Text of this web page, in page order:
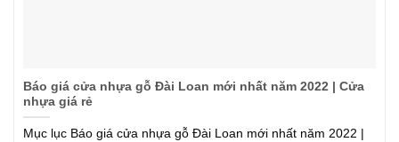
Báo giá cửa nhựa gỗ Đài Loan mới nhất năm 2022 | Cửa
nhựa giá rẻ
Mục lục Báo giá cửa nhựa gỗ Đài Loan mới nhất năm 2022 |